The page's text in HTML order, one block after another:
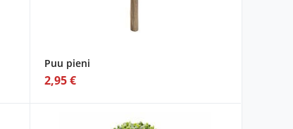
Puu pieni
2,95 €